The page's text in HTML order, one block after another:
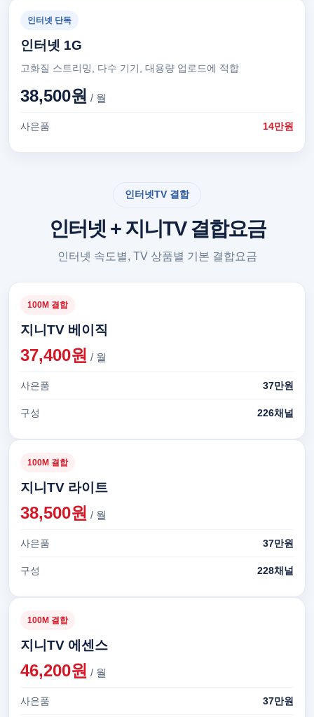
인터넷 단독
인터넷 1G
고화질 스트리밍, 다수 기기, 대용량 업로드에 적합
38,500원 / 월
사은품 14만원
인터넷TV 결합
인터넷 + 지니TV 결합요금
인터넷 속도별, TV 상품별 기본 결합요금
100M 결합
지니TV 베이직
37,400원 / 월
사은품 37만원
구성 226채널
100M 결합
지니TV 라이트
38,500원 / 월
사은품 37만원
구성 228채널
100M 결합
지니TV 에센스
46,200원 / 월
사은품 37만원